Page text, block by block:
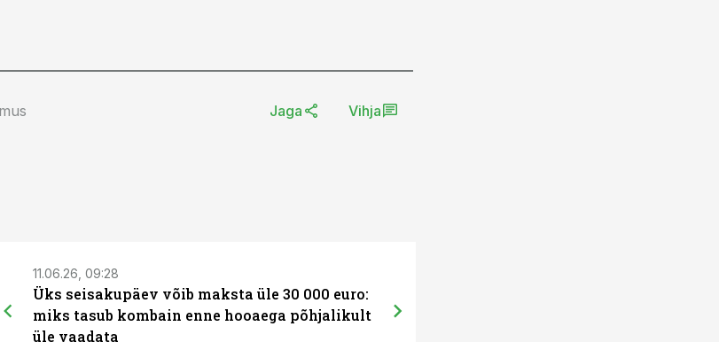
Jaga Vihja
11.06.26, 09:28
Üks seisakupäev võib maksta üle 30 000 euro:
miks tasub kombain enne hooaega põhjalikult
üle vaadata